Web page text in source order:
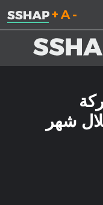
تقليل حجم الخط.
إعادة ضبط حجم
زيادة حجم
شهر